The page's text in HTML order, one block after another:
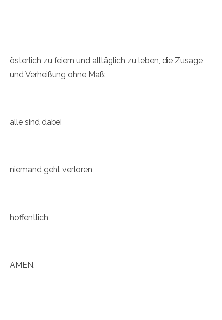
österlich zu feiern und alltäglich zu leben, die Zusage
und Verheißung ohne Maß:
alle sind dabei
niemand geht verloren
hoffentlich
AMEN.